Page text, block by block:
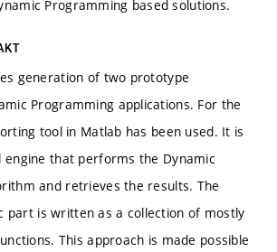
Programming based solutions.
generation of two prototype
Programming applications. For the
tool in Matlab has been used. It is
engine that performs the Dynamic
and retrieves the results. The
part is written as a collection of mostly
This approach is made possible